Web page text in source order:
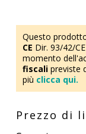
Questo
CE Dir. 93/42/
momento
fiscalipreviste
più clicca qui.